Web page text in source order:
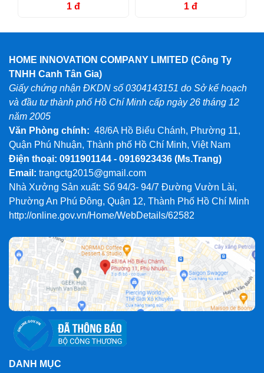
1 đ 1 đ
HOME INNOVATION COMPANY LIMITED (Công Ty
TNHH Canh Tân Gia)
Giấy chứng nhận ĐKDN số 0304143151 do Sở kế hoạch
và đầu tư thành phố Hồ Chí Minh cấp ngày 26 tháng 12
năm 2005
Văn Phòng chính: 48/6A Hồ Biểu Chánh, Phường 11,
Quận Phú Nhuận, Thành phố Hồ Chí Minh, Việt Nam
Điện thoại: 0911901144 - 0916923436 (Ms.Trang)
Email: trangctg2015@gmail.com
Nhà Xưởng Sản xuất: Số 94/3- 94/7 Đường Vườn Lài,
Phường An Phú Đông, Quận 12, Thành Phố Hồ Chí Minh
http://online.gov.vn/Home/WebDetails/62582
DANH MỤC